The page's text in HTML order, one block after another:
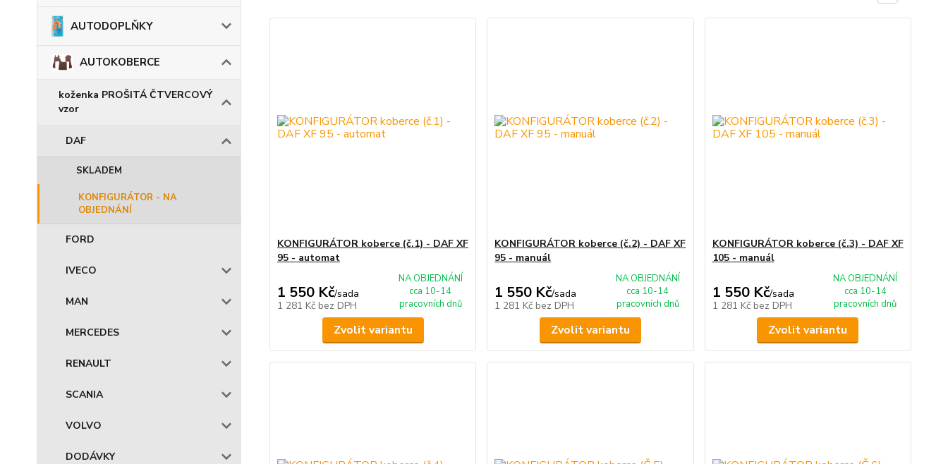
AUTODOPLŇKY
AUTOKOBERCE
koženka PROŠITÁ ČTVERCOVÝ
vzor
DAF
SKLADEM
KONFIGURÁTOR - NA
OBJEDNÁNÍ
FORD
IVECO
MAN
MERCEDES
RENAULT
SCANIA
VOLVO
DODÁVKY
KONFIGURÁTOR koberce (č.1) - DAF XF
95 - automat
1 550 Kč/sada
1 281 Kč bez DPH
NA OBJEDNÁNÍ
cca 10-14
pracovních dnů
Zvolit variantu
KONFIGURÁTOR koberce (č.2) - DAF XF
95 - manuál
1 550 Kč/sada
1 281 Kč bez DPH
NA OBJEDNÁNÍ
cca 10-14
pracovních dnů
Zvolit variantu
KONFIGURÁTOR koberce (č.3) - DAF XF
105 - manuál
1 550 Kč/sada
1 281 Kč bez DPH
NA OBJEDNÁNÍ
cca 10-14
pracovních dnů
Zvolit variantu